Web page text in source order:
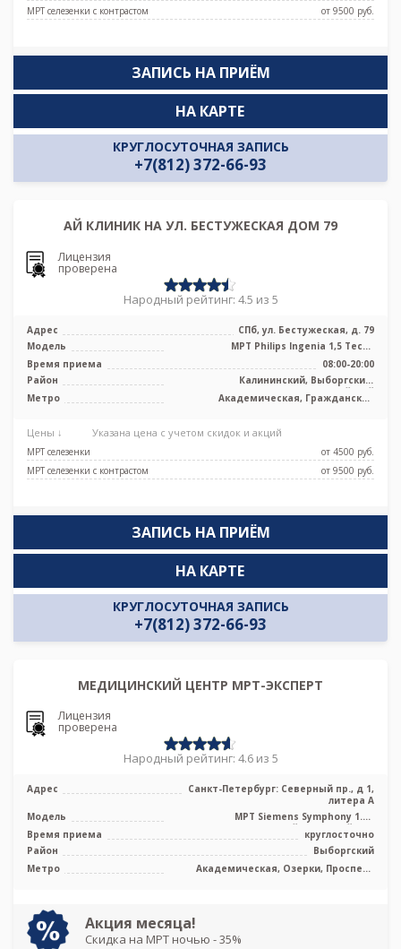
МРТ селезенки с контрастом
от 9500 pуб.
ЗАПИСЬ НА ПРИЁМ
КРУГЛОСУТОЧНАЯ ЗАПИСЬ
+7(812) 372-66-93
НА КАРТЕ
АЙ КЛИНИК НА УЛ. БЕСТУЖЕСКАЯ ДОМ 79
Лицензия
проверена
Народный рейтинг: 4.5 из 5
Адрес
СПб, ул. Бестужеская, д. 79
Модель
МРТ Philips Ingenia 1,5 Тесла
Время приема
08:00-20:00
Район
Калининский, Выборгский,
Красногвардейский
Метро
Академическая, Гражданский
Цены ↓ Указана цена с учетом скидок и акций
МРТ селезенки
от 4500 pуб.
МРТ селезенки с контрастом
от 9500 pуб.
ЗАПИСЬ НА ПРИЁМ
КРУГЛОСУТОЧНАЯ ЗАПИСЬ
+7(812) 372-66-93
НА КАРТЕ
МЕДИЦИНСКИЙ ЦЕНТР МРТ-ЭКСПЕРТ
Лицензия
проверена
Народный рейтинг: 4.6 из 5
Адрес
Санкт-Петербург: Северный пр., д 1,
литера А
Модель
МРТ Siemens Symphony 1.5T
высокопольный закрытый тип
Время приема
круглосточно
Район
Выборгский
Метро
Академическая, Озерки, Проспект
Акция месяца!
Скидка на МРТ ночью - 35%